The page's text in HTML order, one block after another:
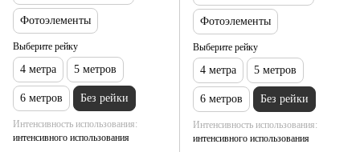
Фотоэлементы
Выберите рейку
4 метра 5 метров
6 метров Без рейки
Интенсивность использования
интенсивного использования
Фотоэлементы
Выберите рейку
4 метра 5 метров
6 метров Без рейки
Интенсивность использования
интенсивного использования